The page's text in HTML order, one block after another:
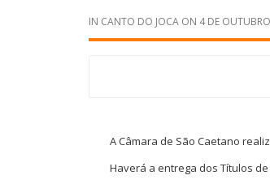
IN CANTO DO JOCA ON 4 DE
A Câmara de São Caetano
Haverá a entrega dos Títulos